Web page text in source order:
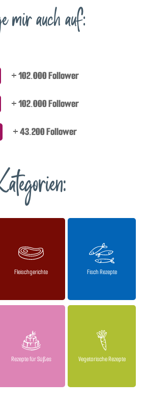
mir auch auf:
+ 102.000 Follower
+ 102.000 Follower
+ 43.200 Follower
Fleischgerichte Fisch Rezepte
Rezepte für Süßes Vegetarische Rezepte